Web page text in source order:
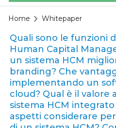
Home Whitepaper
Quali sono le funzioni
Human Capital
un sistema HCM
branding? Che
implementando un
cloud? Qual è il valore
sistema HCM integrato
aspetti considerare